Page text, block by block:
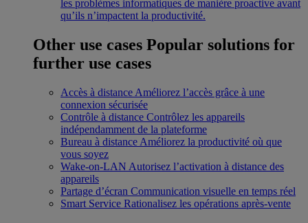
les problèmes informatiques de manière proactive avant
qu’ils n’impactent la productivité.
Other use cases Popular solutions for
further use cases
Accès à distance Améliorez l’accès grâce à une
connexion sécurisée
Contrôle à distance Contrôlez les appareils
indépendamment de la plateforme
Bureau à distance Améliorez la productivité où que
vous soyez
Wake-on-LAN Autorisez l’activation à distance des
appareils
Partage d’écran Communication visuelle en temps réel
Smart Service Rationalisez les opérations après-vente